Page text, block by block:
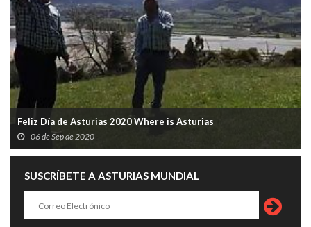
Feliz Día de Asturias 2020 Where is Asturias
06 de Sep de 2020
SUSCRÍBETE A ASTURIAS MUNDIAL